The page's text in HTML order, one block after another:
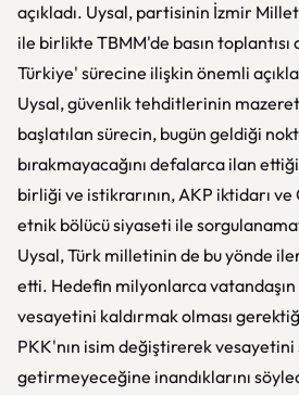
açıkladı. Uysal, partisinin İzmir
ile birlikte TBMM'de basın
Türkiye' sürecine ilişkin önemli
Uysal, güvenlik tehditlerinin
başlatılan sürecin, bugün geldiği
bırakmayacağını defalarca ilan
birliği ve istikrarının, AKP iktidarı ve
etnik bölücü siyaseti ile
Uysal, Türk milletinin de bu yönde
etti. Hedefin milyonlarca
vesayetini kaldırmak olması
PKK'nın isim değiştirerek
getirmeyeceğine inandıklarını